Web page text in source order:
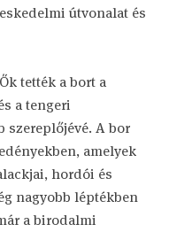
útvonalat és
tették a bort a
a tengeri
szereplőjévé. A bor
amelyek
hordói és
nagyobb léptékben
a birodalmi